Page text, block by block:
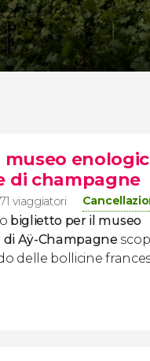
di champagne
71 viaggiatori
biglietto per il museo
di Aÿ-Champagne
delle bollicine